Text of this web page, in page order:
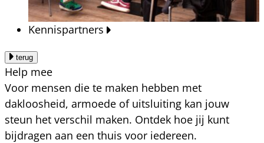
Kennispartners
terug
Help mee
Voor mensen die te maken hebben met
dakloosheid, armoede of uitsluiting kan jouw
steun het verschil maken. Ontdek hoe jij kunt
bijdragen aan een thuis voor iedereen.